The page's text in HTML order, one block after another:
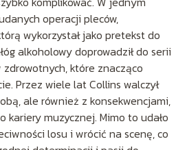
operacji pleców,
wykorzystał jako pretekst do
alkoholowy doprowadził do serii
które znacząco
Przez wiele lat Collins walczył
ale również z konsekwencjami,
kariery muzycznej. Mimo to udało
losu i wrócić na scenę, co